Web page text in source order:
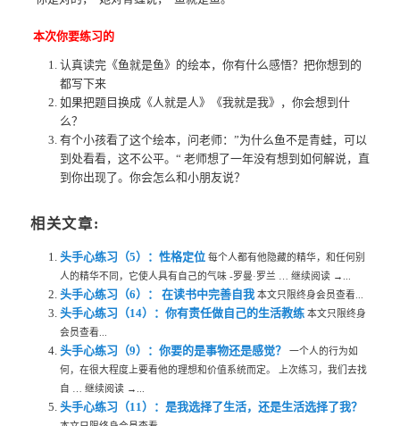
本次你要练习的
认真读完《鱼就是鱼》的绘本，你有什么感悟？把你想到的
都写下来
如果把题目换成《人就是人》《我就是我》，你会想到什
么？
有个小孩看了这个绘本，问老师：”为什么鱼不是青蛙，可以
到处看看，这不公平。“ 老师想了一年没有想到如何解说，直
到你出现了。你会怎么和小朋友说？
相关文章:
头手心练习（5）：性格定位 每个人都有他隐藏的精华，和任何别
人的精华不同，它使人具有自己的气味 -罗曼·罗兰 … 继续阅读 →...
头手心练习（6）： 在读书中完善自我 本文只限终身会员查看...
头手心练习（14）：你有责任做自己的生活教练 本文只限终身
会员查看...
头手心练习（9）：你要的是事物还是感觉？
一个人的行为如
何，在很大程度上要看他的理想和价值系统而定。 上次练习，我们去找
自 … 继续阅读 →...
头手心练习（11）：是我选择了生活，还是生活选择了我？